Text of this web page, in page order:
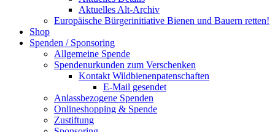
Aktuelles Alt-Archiv
Europäische Bürgerinitiative Bienen und Bauern retten!
Shop
Spenden / Sponsoring
Allgemeine Spende
Spendenurkunden zum Verschenken
Kontakt Wildbienenpatenschaften
E-Mail gesendet
Anlassbezogene Spenden
Onlineshopping & Spende
Zustiftung